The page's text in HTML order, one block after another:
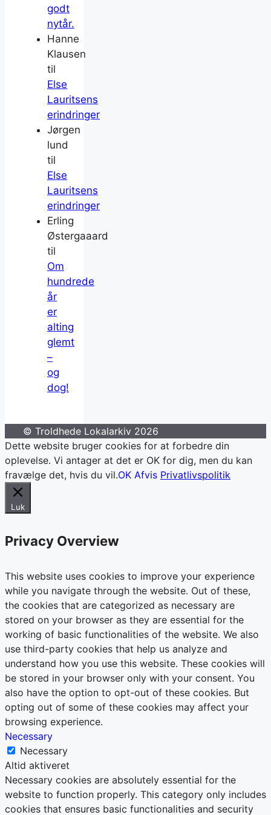
godt
nytår.
Hanne
Klausen
til
Else
Lauritsens
erindringer
Jørgen
lund
til
Else
Lauritsens
erindringer
Erling
Østergaaard
til
Om
hundrede
år
er
alting
glemt
–
og
dog!
© Troldhede Lokalarkiv 2026
Dette website bruger cookies for at forbedre din
oplevelse. Vi antager at det er OK for dig, men du kan
fravælge det, hvis du vil.OK Afvis Privatlivspolitik
Luk
Privacy Overview
This website uses cookies to improve your experience
while you navigate through the website. Out of these,
the cookies that are categorized as necessary are
stored on your browser as they are essential for the
working of basic functionalities of the website. We also
use third-party cookies that help us analyze and
understand how you use this website. These cookies will
be stored in your browser only with your consent. You
also have the option to opt-out of these cookies. But
opting out of some of these cookies may affect your
browsing experience.
Necessary
Necessary
Altid aktiveret
Necessary cookies are absolutely essential for the
website to function properly. This category only includes
cookies that ensures basic functionalities and security